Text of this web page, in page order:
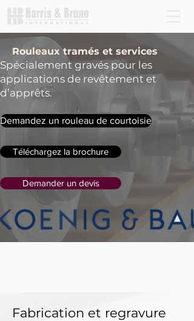
Rouleaux tramés et services
Spécialement gravés pour les
applications de revêtement et
d’apprêts.
Demandez un rouleau de courtoisie
Téléchargez la brochure
Demander un devis
Fabrication et regravure